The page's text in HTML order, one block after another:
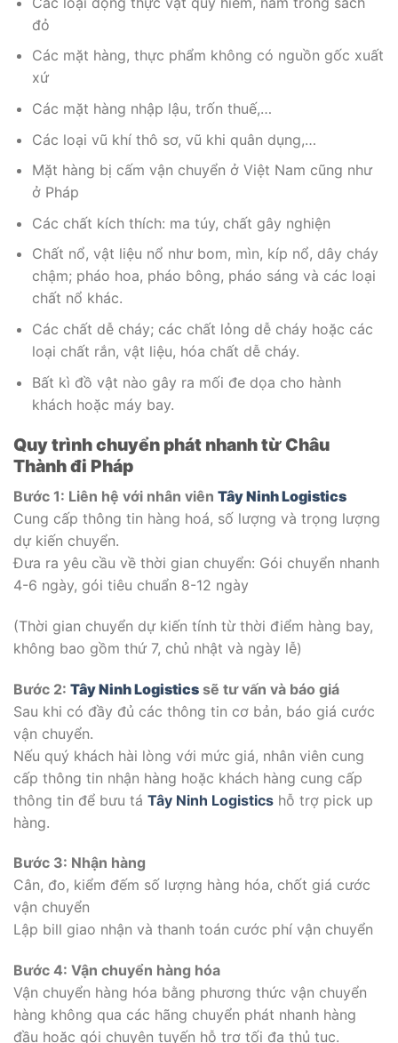
đỏ
Các mặt hàng, thực phẩm không có nguồn gốc xuất
xứ
Các mặt hàng nhập lậu, trốn thuế,…
Các loại vũ khí thô sơ, vũ khi quân dụng,…
Mặt hàng bị cấm vận chuyển ở Việt Nam cũng như
ở Pháp
Các chất kích thích: ma túy, chất gây nghiện
Chất nổ, vật liệu nổ như bom, mìn, kíp nổ, dây cháy
chậm; pháo hoa, pháo bông, pháo sáng và các loại
chất nổ khác.
Các chất dễ cháy; các chất lỏng dễ cháy hoặc các
loại chất rắn, vật liệu, hóa chất dễ cháy.
Bất kì đồ vật nào gây ra mối đe dọa cho hành
khách hoặc máy bay.
Quy trình chuyển phát nhanh từ Châu
Thành đi Pháp
Bước 1: Liên hệ với nhân viên Tây Ninh Logistics
Cung cấp thông tin hàng hoá, số lượng và trọng lượng
dự kiến chuyển.
Đưa ra yêu cầu về thời gian chuyển: Gói chuyển nhanh
4-6 ngày, gói tiêu chuẩn 8-12 ngày
(Thời gian chuyển dự kiến tính từ thời điểm hàng bay,
không bao gồm thứ 7, chủ nhật và ngày lễ)
Bước 2: Tây Ninh Logistics sẽ tư vấn và báo giá
Sau khi có đầy đủ các thông tin cơ bản, báo giá cước
vận chuyển.
Nếu quý khách hài lòng với mức giá, nhân viên cung
cấp thông tin nhận hàng hoặc khách hàng cung cấp
thông tin để bưu tá Tây Ninh Logistics hỗ trợ pick up
hàng.
Bước 3: Nhận hàng
Cân, đo, kiểm đếm số lượng hàng hóa, chốt giá cước
vận chuyển
Lập bill giao nhận và thanh toán cước phí vận chuyển
Bước 4: Vận chuyển hàng hóa
Vận chuyển hàng hóa bằng phương thức vận chuyển
hàng không qua các hãng chuyển phát nhanh hàng
đầu hoặc gói chuyên tuyến hỗ trợ tối đa thủ tục.